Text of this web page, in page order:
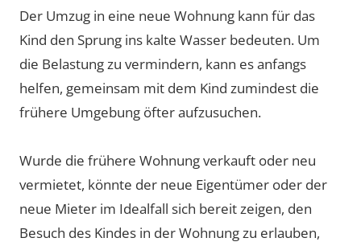
Der Umzug in eine neue Wohnung kann für das
Kind den Sprung ins kalte Wasser bedeuten. Um
die Belastung zu vermindern, kann es anfangs
helfen, gemeinsam mit dem Kind zumindest die
frühere Umgebung öfter aufzusuchen.
Wurde die frühere Wohnung verkauft oder neu
vermietet, könnte der neue Eigentümer oder der
neue Mieter im Idealfall sich bereit zeigen, den
Besuch des Kindes in der Wohnung zu erlauben,